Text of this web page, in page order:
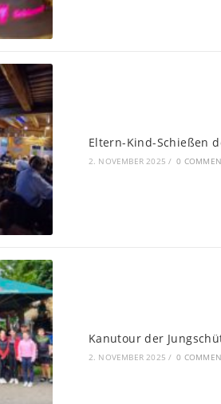
Eltern-Kind-Schießen
2. NOVEMBER 2025 / 0
Kanutour der
2. NOVEMBER 2025 / 0